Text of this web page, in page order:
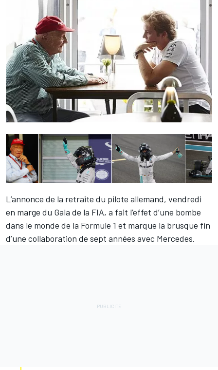
L’annonce de la retraite du pilote allemand, vendredi
en marge du Gala de la FIA, a fait l’effet d’une bombe
dans le monde de la Formule 1 et marque la brusque fin
d’une collaboration de sept années avec Mercedes.